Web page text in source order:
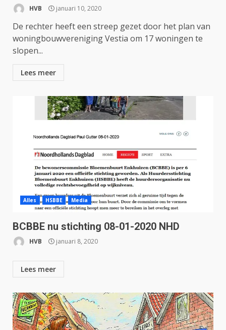
HVB januari 10, 2020
De rechter heeft een streep gezet door het plan van
woningbouwvereniging Vestia om 17 woningen te
slopen...
Lees meer
Alles HSBBE Media
BCBBE nu stichting 08-01-2020 NHD
HVB januari 8, 2020
Lees meer